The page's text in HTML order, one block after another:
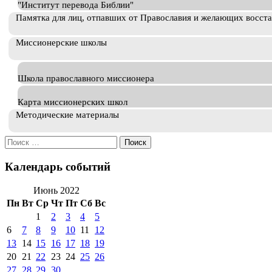
"Институт перевода Библии"
Памятка для лиц, отпавших от Православия и желающих
Миссионерские школы
Школа православного миссионера
Карта миссионерских школ
Методические материалы
Искать:
Календарь событий
Июнь 2022
Пн Вт Ср Чт Пт Сб Вс
1 2 3 4
5
6
7 8 9 10 11
12
13 14 15 16 17 18 19
20 21 22 23 24 25 26
27 28 29 30